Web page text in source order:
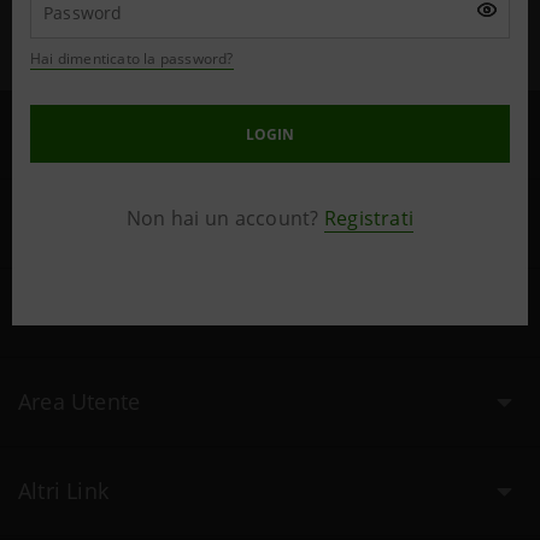
Hai dimenticato la password?
LOGIN
Non hai un account? Registrati